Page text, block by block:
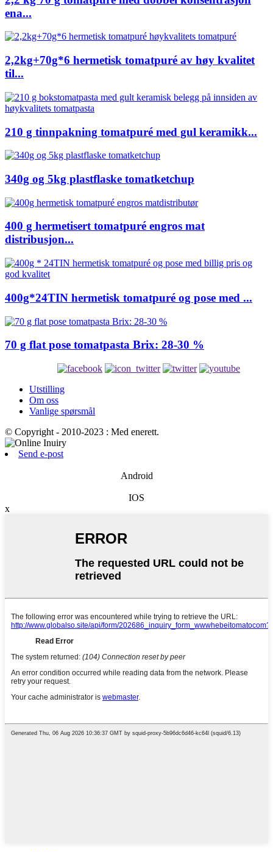
ena...
2,2kg+70g*6 hermetisk tomatpuré av høy kvalitet
til...
210 g tinnpakning tomatpuré med gul keramikk...
340g og 5kg plastflaske tomatketchup
400 g hermetisert tomatpuré engros mat
distribusjon...
400g*24TIN hermetisk tomatpuré og pose med ...
70 g flat pose tomatpasta Brix: 28-30 %
Utstilling
Om oss
Vanlige spørsmål
© Copyright - 2010-2023 : Med enerett.
Send e-post
Android
IOS
x